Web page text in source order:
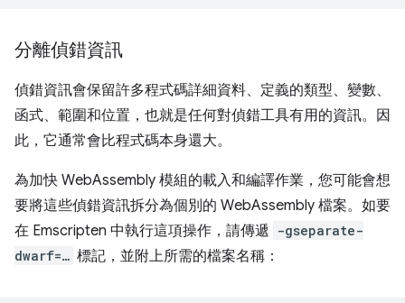
分離偵錯資訊
偵錯資訊會保留許多程式碼詳細資料、定義的類型、變數、
函式、範圍和位置，也就是任何對偵錯工具有用的資訊。因
此，它通常會比程式碼本身還大。
為加快 WebAssembly 模組的載入和編譯作業，您可能會想
要將這些偵錯資訊拆分為個別的 WebAssembly 檔案。如要
在 Emscripten 中執行這項操作，請傳遞 -gseparate-
dwarf=… 標記，並附上所需的檔案名稱：